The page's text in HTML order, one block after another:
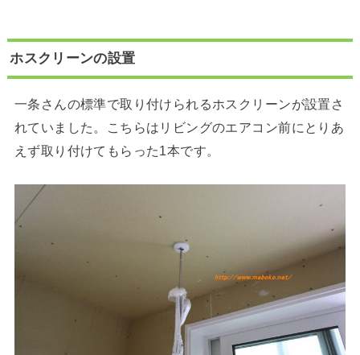
ホスクリーンの設置
一条さんの標準で取り付けられるホスクリーンが設置さ
れていました。こちらはリビングのエアコン前にとりあ
えず取り付けてもらった1本です。